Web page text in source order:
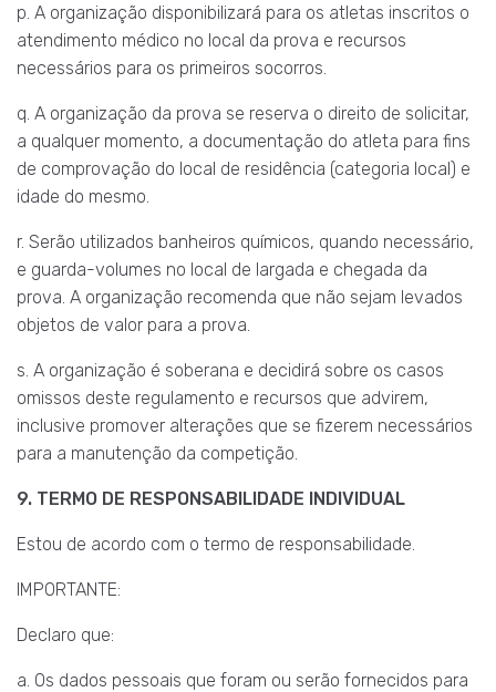
p. A organização disponibilizará para os atletas inscritos o
atendimento médico no local da prova e recursos
necessários para os primeiros socorros.
q. A organização da prova se reserva o direito de solicitar,
a qualquer momento, a documentação do atleta para fins
de comprovação do local de residência (categoria local) e
idade do mesmo.
r. Serão utilizados banheiros químicos, quando necessário,
e guarda-volumes no local de largada e chegada da
prova. A organização recomenda que não sejam levados
objetos de valor para a prova.
s. A organização é soberana e decidirá sobre os casos
omissos deste regulamento e recursos que advirem,
inclusive promover alterações que se fizerem necessários
para a manutenção da competição.
9. TERMO DE RESPONSABILIDADE INDIVIDUAL
Estou de acordo com o termo de responsabilidade.
IMPORTANTE:
Declaro que:
a. Os dados pessoais que foram ou serão fornecidos para